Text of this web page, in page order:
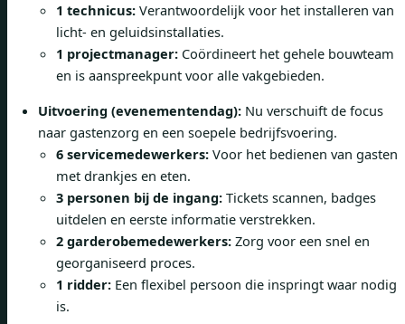
1 technicus: Verantwoordelijk voor het installeren van
licht- en geluidsinstallaties.
1 projectmanager: Coördineert het gehele bouwteam
en is aanspreekpunt voor alle vakgebieden.
Uitvoering (evenementendag): Nu verschuift de focus
naar gastenzorg en een soepele bedrijfsvoering.
6 servicemedewerkers: Voor het bedienen van gasten
met drankjes en eten.
3 personen bij de ingang: Tickets scannen, badges
uitdelen en eerste informatie verstrekken.
2 garderobemedewerkers: Zorg voor een snel en
georganiseerd proces.
1 ridder: Een flexibel persoon die inspringt waar nodig
is.